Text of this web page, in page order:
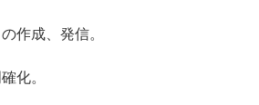
作成、発信。
化。